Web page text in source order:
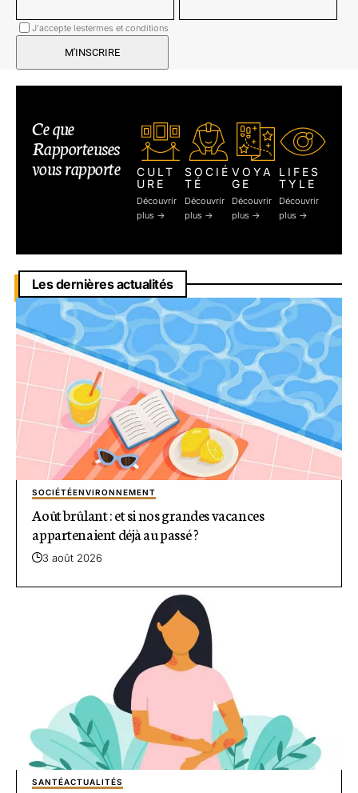
J'accepte lestermes et conditions
Ce que
Rapporteuses
vous rapporte
CULT
URE
Découvrir
plus ->
SOCIÉ
TÉ
Découvrir
plus ->
VOYA
GE
Découvrir
plus ->
LIFES
TYLE
Découvrir
plus ->
Les dernières actualités
SOCIÉTÉENVIRONNEMENT
Août brûlant : et si nos grandes vacances
appartenaient déjà au passé ?
3 août 2026
SANTÉACTUALITÉS